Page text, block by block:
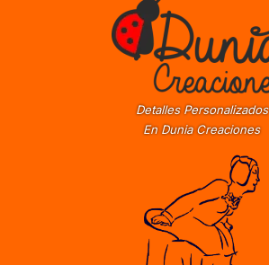
Detalles Personalizados
En Dunia Creaciones